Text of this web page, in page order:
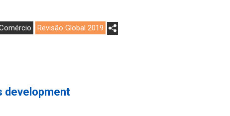
Revisão Global 2019
development